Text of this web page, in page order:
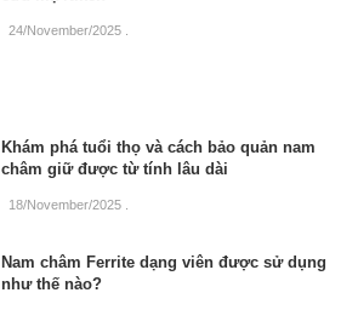
24/November/2025
Khám phá tuổi thọ và cách bảo quản nam
châm giữ được từ tính lâu dài
18/November/2025
Nam châm Ferrite dạng viên được sử dụng
như thế nào?